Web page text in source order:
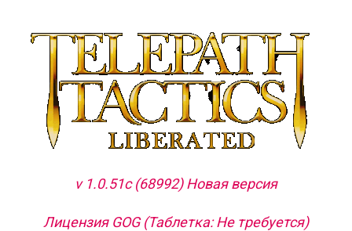
v 1.0.51c (68992) Новая версия
Лицензия GOG (Таблетка: Не требуется)